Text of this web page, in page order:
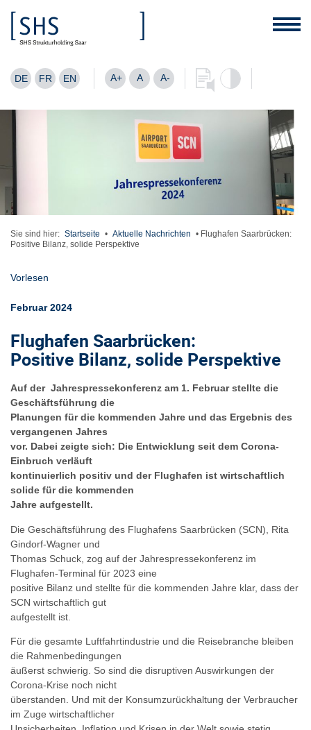
DE FR EN A+ A A-
Sie sind hier: Startseite • Aktuelle Nachrichten • Flughafen Saarbrücken:
Positive Bilanz, solide Perspektive
Vorlesen
Februar 2024
Flughafen Saarbrücken:
Positive Bilanz, solide Perspektive
Auf der Jahrespressekonferenz am 1. Februar stellte die
Geschäftsführung die
Planungen für die kommenden Jahre und das Ergebnis des
vergangenen Jahres
vor. Dabei zeigte sich: Die Entwicklung seit dem Corona-
Einbruch verläuft
kontinuierlich positiv und der Flughafen ist wirtschaftlich
solide für die kommenden
Jahre aufgestellt.
Die Geschäftsführung des Flughafens Saarbrücken (SCN), Rita
Gindorf-Wagner und
Thomas Schuck, zog auf der Jahrespressekonferenz im
Flughafen-Terminal für 2023 eine
positive Bilanz und stellte für die kommenden Jahre klar, dass der
SCN wirtschaftlich gut
aufgestellt ist.
Für die gesamte Luftfahrtindustrie und die Reisebranche bleiben
die Rahmenbedingungen
äußerst schwierig. So sind die disruptiven Auswirkungen der
Corona-Krise noch nicht
überstanden. Und mit der Konsumzurückhaltung der Verbraucher
im Zuge wirtschaftlicher